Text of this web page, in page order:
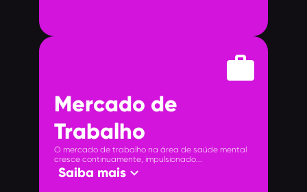
work
Mercado de
Trabalho
O mercado de trabalho na área de saúde mental
cresce continuamente, impulsionado...
Saiba mais keyboard_arrow_down